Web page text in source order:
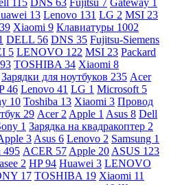
13 Lenovo 131 LG 2 MSI 23
39 Xiaomi 9 Клавиатуры 1002
DELL 56 DNS 35 Fujitsu-Siemens
5 LENOVO 122 MSI 23 Packard
93 TOSHIBA 34 Xiaomi 8
Зарядки для ноутбуков 235 Acer
46 Lenovo 41 LG 1 Microsoft 5
10 Toshiba 13 Xiaomi 3 Провод
29 Acer 2 Apple 1 Asus 8 Dell
1 Зарядка на квадракоптер 2
3 Asus 6 Lenovo 2 Samsung 1
495 ACER 57 Apple 20 ASUS 123
2 HP94 Huawei 3 LENOVO
17 TOSHIBA 19 Xiaomi 11